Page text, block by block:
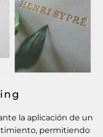
la aplicación de un
permitiendo